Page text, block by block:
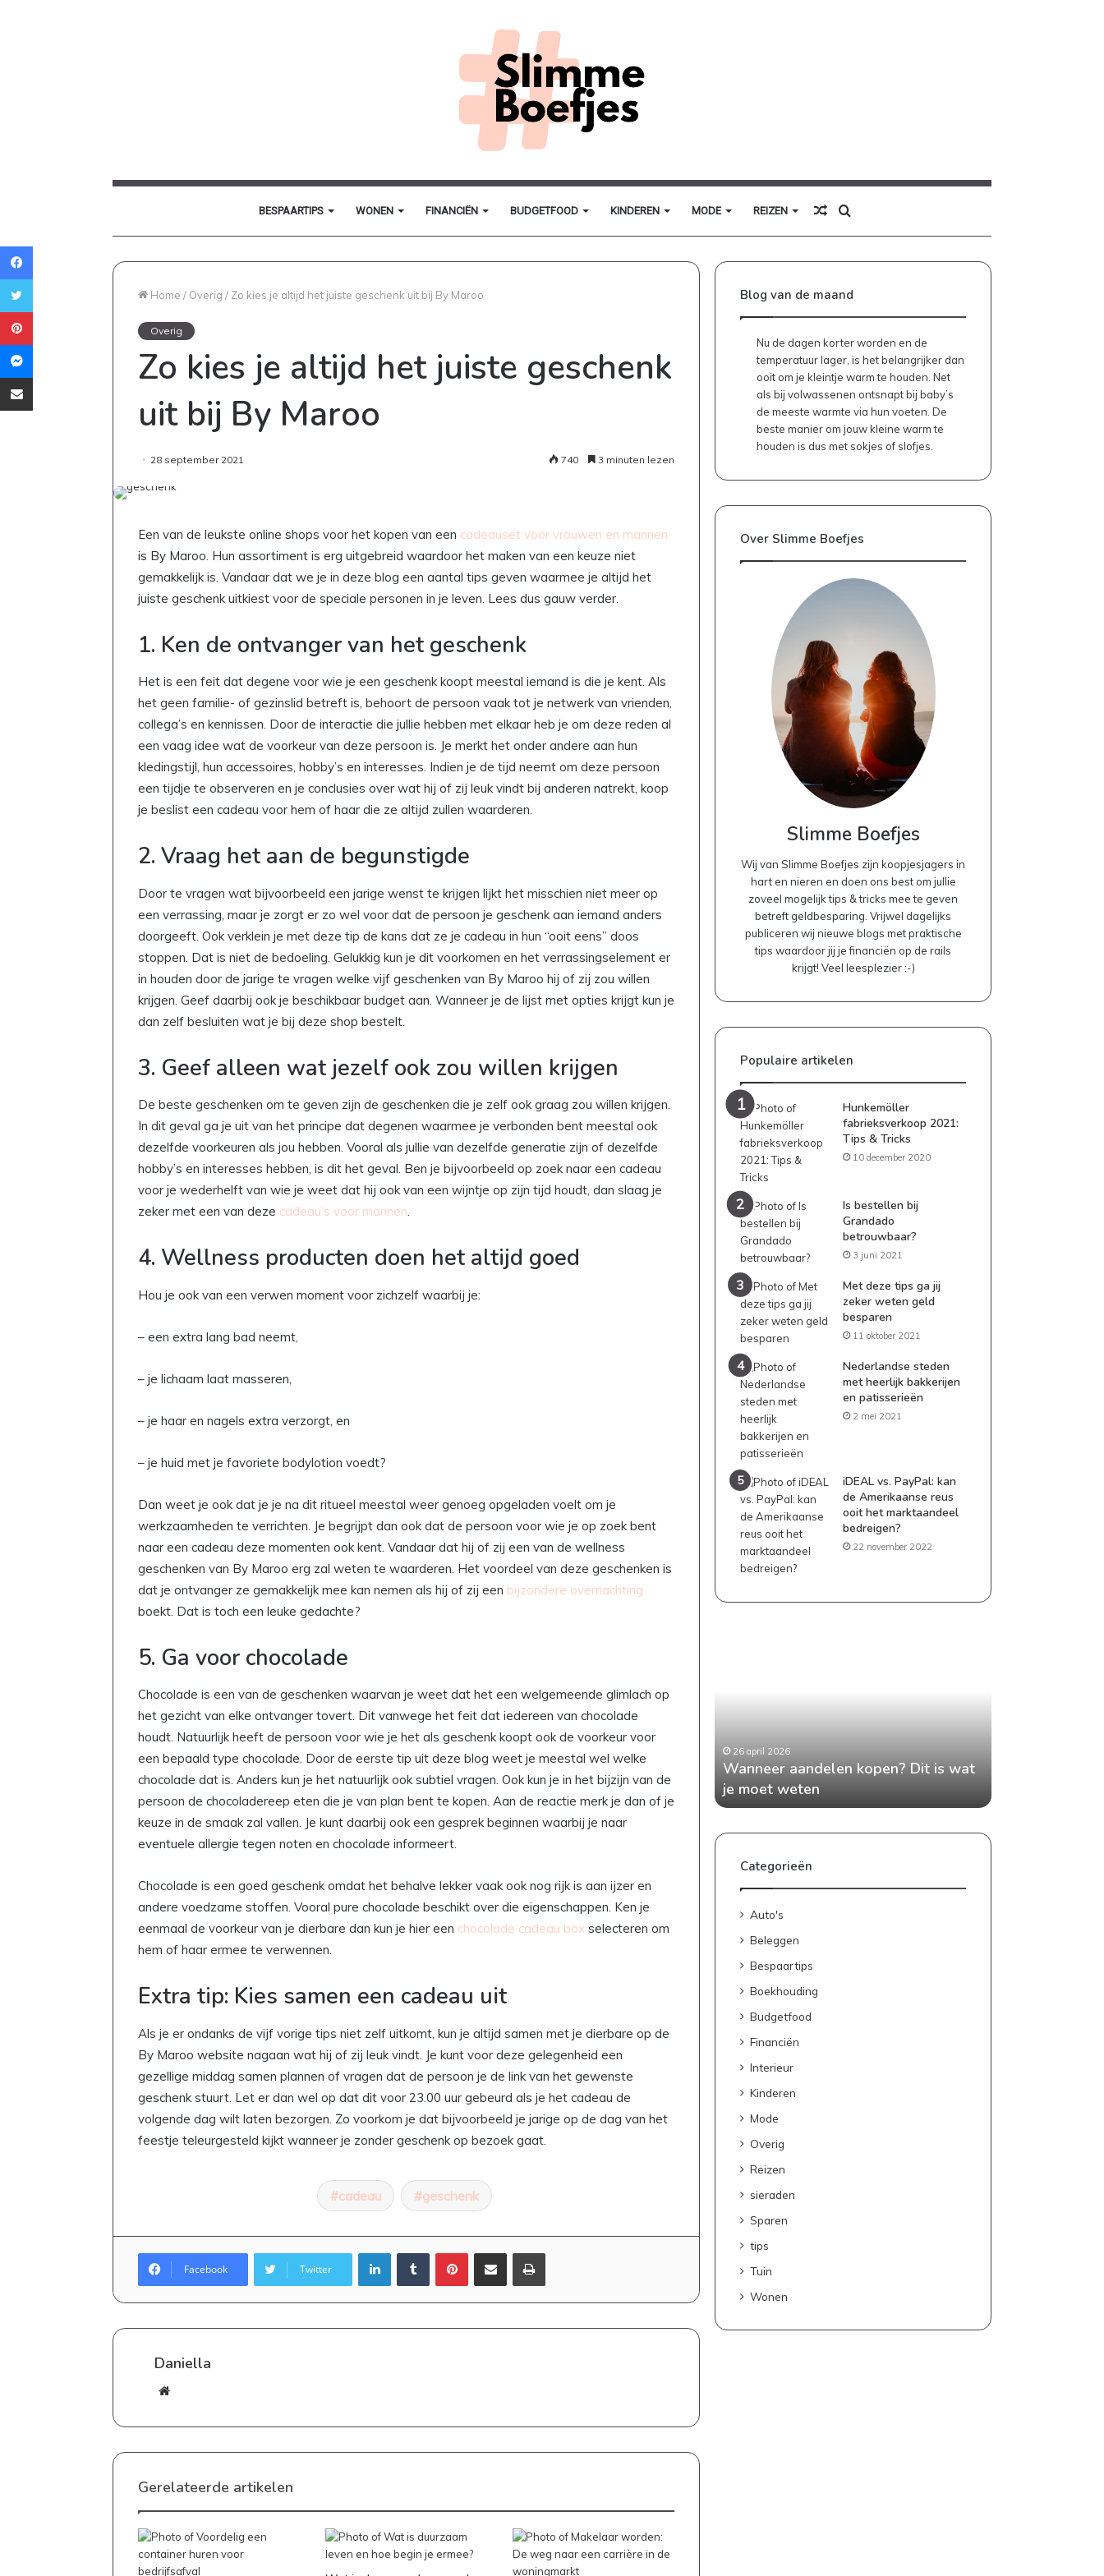
BESPAARTIPS WONEN FINANCIËN BUDGETFOOD KINDEREN MODE REIZEN
naar
Willekeurig
artikel
Home / Overig / Zo kies je altijd het juiste geschenk uit bij By Maroo
Overig
Zo kies je altijd het juiste geschenk
uit bij By Maroo
28 september 2021 740 3 minuten lezen
Een van de leukste online shops voor het kopen van een cadeauset voor vrouwen en mannen
is By Maroo. Hun assortiment is erg uitgebreid waardoor het maken van een keuze niet
gemakkelijk is. Vandaar dat we je in deze blog een aantal tips geven waarmee je altijd het
juiste geschenk uitkiest voor de speciale personen in je leven. Lees dus gauw verder.
1. Ken de ontvanger van het geschenk
Het is een feit dat degene voor wie je een geschenk koopt meestal iemand is die je kent. Als
het geen familie- of gezinslid betreft is, behoort de persoon vaak tot je netwerk van vrienden,
collega’s en kennissen. Door de interactie die jullie hebben met elkaar heb je om deze reden al
een vaag idee wat de voorkeur van deze persoon is. Je merkt het onder andere aan hun
kledingstijl, hun accessoires, hobby’s en interesses. Indien je de tijd neemt om deze persoon
een tijdje te observeren en je conclusies over wat hij of zij leuk vindt bij anderen natrekt, koop
je beslist een cadeau voor hem of haar die ze altijd zullen waarderen.
2. Vraag het aan de begunstigde
Door te vragen wat bijvoorbeeld een jarige wenst te krijgen lijkt het misschien niet meer op
een verrassing, maar je zorgt er zo wel voor dat de persoon je geschenk aan iemand anders
doorgeeft. Ook verklein je met deze tip de kans dat ze je cadeau in hun “ooit eens” doos
stoppen. Dat is niet de bedoeling. Gelukkig kun je dit voorkomen en het verrassingselement er
in houden door de jarige te vragen welke vijf geschenken van By Maroo hij of zij zou willen
krijgen. Geef daarbij ook je beschikbaar budget aan. Wanneer je de lijst met opties krijgt kun je
dan zelf besluiten wat je bij deze shop bestelt.
3. Geef alleen wat jezelf ook zou willen krijgen
De beste geschenken om te geven zijn de geschenken die je zelf ook graag zou willen krijgen.
In dit geval ga je uit van het principe dat degenen waarmee je verbonden bent meestal ook
dezelfde voorkeuren als jou hebben. Vooral als jullie van dezelfde generatie zijn of dezelfde
hobby’s en interesses hebben, is dit het geval. Ben je bijvoorbeeld op zoek naar een cadeau
voor je wederhelft van wie je weet dat hij ook van een wijntje op zijn tijd houdt, dan slaag je
zeker met een van deze cadeau’s voor mannen.
4. Wellness producten doen het altijd goed
Hou je ook van een verwen moment voor zichzelf waarbij je:
– een extra lang bad neemt,
– je lichaam laat masseren,
– je haar en nagels extra verzorgt, en
– je huid met je favoriete bodylotion voedt?
Dan weet je ook dat je je na dit ritueel meestal weer genoeg opgeladen voelt om je
werkzaamheden te verrichten. Je begrijpt dan ook dat de persoon voor wie je op zoek bent
naar een cadeau deze momenten ook kent. Vandaar dat hij of zij een van de wellness
geschenken van By Maroo erg zal weten te waarderen. Het voordeel van deze geschenken is
dat je ontvanger ze gemakkelijk mee kan nemen als hij of zij een bijzondere overnachting
boekt. Dat is toch een leuke gedachte?
5. Ga voor chocolade
Chocolade is een van de geschenken waarvan je weet dat het een welgemeende glimlach op
het gezicht van elke ontvanger tovert. Dit vanwege het feit dat iedereen van chocolade
houdt. Natuurlijk heeft de persoon voor wie je het als geschenk koopt ook de voorkeur voor
een bepaald type chocolade. Door de eerste tip uit deze blog weet je meestal wel welke
chocolade dat is. Anders kun je het natuurlijk ook subtiel vragen. Ook kun je in het bijzijn van de
persoon de chocoladereep eten die je van plan bent te kopen. Aan de reactie merk je dan of je
keuze in de smaak zal vallen. Je kunt daarbij ook een gesprek beginnen waarbij je naar
eventuele allergie tegen noten en chocolade informeert.
Chocolade is een goed geschenk omdat het behalve lekker vaak ook nog rijk is aan ijzer en
andere voedzame stoffen. Vooral pure chocolade beschikt over die eigenschappen. Ken je
eenmaal de voorkeur van je dierbare dan kun je hier een chocolade cadeau box selecteren om
hem of haar ermee te verwennen.
Extra tip: Kies samen een cadeau uit
Als je er ondanks de vijf vorige tips niet zelf uitkomt, kun je altijd samen met je dierbare op de
By Maroo website nagaan wat hij of zij leuk vindt. Je kunt voor deze gelegenheid een
gezellige middag samen plannen of vragen dat de persoon je de link van het gewenste
geschenk stuurt. Let er dan wel op dat dit voor 23.00 uur gebeurd als je het cadeau de
volgende dag wilt laten bezorgen. Zo voorkom je dat bijvoorbeeld je jarige op de dag van het
feestje teleurgesteld kijkt wanneer je zonder geschenk op bezoek gaat.
cadeau geschenk
Facebook Twitter
LinkedInTumblr PinterestDeel via Email Print
Daniella
Website
Gerelateerde artikelen
Blog van de maand
Nu de dagen korter worden en de
temperatuur lager, is het belangrijker dan
ooit om je kleintje warm te houden. Net
als bij volwassenen ontsnapt bij baby’s
de meeste warmte via hun voeten. De
beste manier om jouw kleine warm te
houden is dus met sokjes of slofjes.
Over Slimme Boefjes
Slimme Boefjes
Wij van Slimme Boefjes zijn koopjesjagers in
hart en nieren en doen ons best om jullie
zoveel mogelijk tips & tricks mee te geven
betreft geldbesparing. Vrijwel dagelijks
publiceren wij nieuwe blogs met praktische
tips waardoor jij je financiën op de rails
krijgt! Veel leesplezier :-)
Populaire artikelen
Hunkemöller
fabrieksverkoop 2021:
Tips & Tricks
10 december 2020
Is bestellen bij
Grandado
betrouwbaar?
3 juni 2021
Met deze tips ga jij
zeker weten geld
besparen
11 oktober 2021
Nederlandse steden
met heerlijk bakkerijen
en patisserieën
2 mei 2021
iDEAL vs. PayPal: kan
de Amerikaanse reus
ooit het marktaandeel
bedreigen?
22 november 2022
eten
maken:
je
elke
dag
een
maaltijd
op
tafel
20 april 2026
Goedkoop eten maken: zo zet je elke
dag een lekkere maaltijd op tafel
kindvriendelijk
zo
bewaar
je
de
5 juli 2026
Een stijlvol en kindvriendelijk interieur:
zo bewaar je de balans
moet
weten
26 april 2026
Wanneer aandelen kopen? Dit is wat
je moet weten
Categorieën
Auto's
Beleggen
Bespaartips
Boekhouding
Budgetfood
Financiën
Interieur
Kinderen
Mode
Overig
Reizen
sieraden
Sparen
tips
Tuin
Wonen
Facebook
Twitter
Pinterest
Messenger
Deel via Email